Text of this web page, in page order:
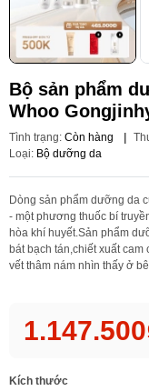
Bộ sản phẩm
Whoo
Tình trạng: Còn hàng
Loại: Bộ dưỡng da
Dòng sản phẩm dưỡng da
- một phương thuốc bí
hòa khí huyết.Sản phẩm
bát bạch tán,chiết xuất
vết thâm nám nhìn thấy ở
Kích thước